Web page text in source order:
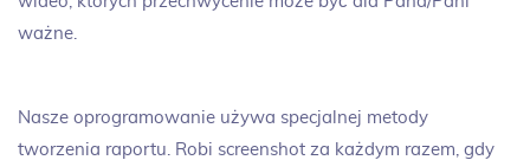
ważne.
Nasze oprogramowanie używa specjalnej metody
tworzenia raportu. Robi screenshot za każdym razem, gdy